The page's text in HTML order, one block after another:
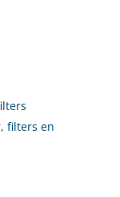
filters en